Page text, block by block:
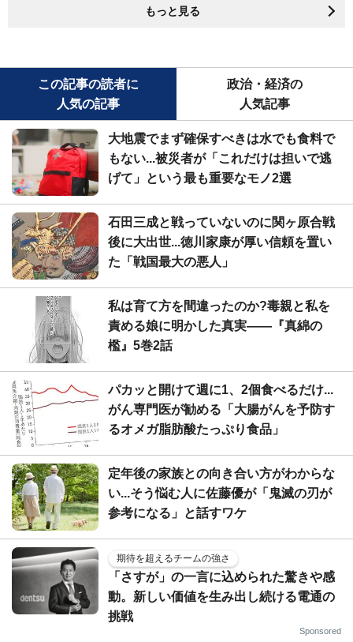
もっと見る
この記事の読者に
人気の記事
政治・経済の
人気記事
大地震でまず確保すべきは水でも食料で
もない...被災者が「これだけは担いで逃
げて」という最も重要なモノ2選
石田三成と戦っていないのに関ヶ原合戦
後に大出世...徳川家康が厚い信頼を置い
た「戦国最大の悪人」
私は育て方を間違ったのか?毒親と私を
責める娘に明かした真実――『真綿の
檻』5巻2話
パカッと開けて週に1、2個食べるだけ...
がん専門医が勧める「大腸がんを予防す
るオメガ脂肪酸たっぷり食品」
定年後の家族との向き合い方がわからな
い...そう悩む人に佐藤優が「鬼滅の刃が
参考になる」と話すワケ
期待を超えるチームの強さ
「さすが」の一言に込められた驚きや感
動。新しい価値を生み出し続ける電通の
挑戦
Sponsored